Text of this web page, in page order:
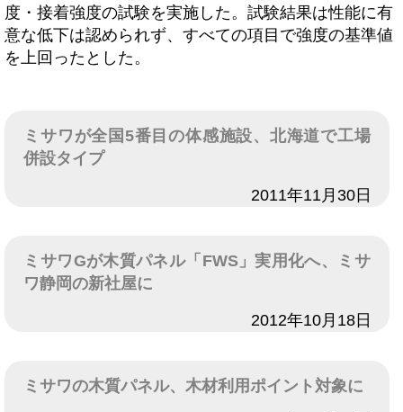
度・接着強度の試験を実施した。試験結果は性能に有
意な低下は認められず、すべての項目で強度の基準値
を上回ったとした。
ミサワが全国5番目の体感施設、北海道で工場
併設タイプ
2011年11月30日
ミサワGが木質パネル「FWS」実用化へ、ミサ
ワ静岡の新社屋に
2012年10月18日
ミサワの木質パネル、木材利用ポイント対象に